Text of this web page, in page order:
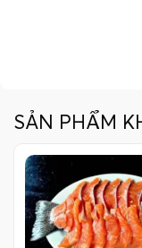
SẢN PHẨM